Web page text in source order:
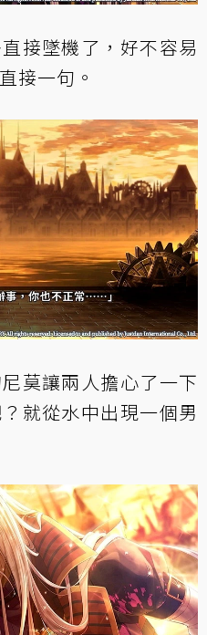
接墜機了，好不容易
接一句。
莫讓兩人擔心了一下
就從水中出現一個男